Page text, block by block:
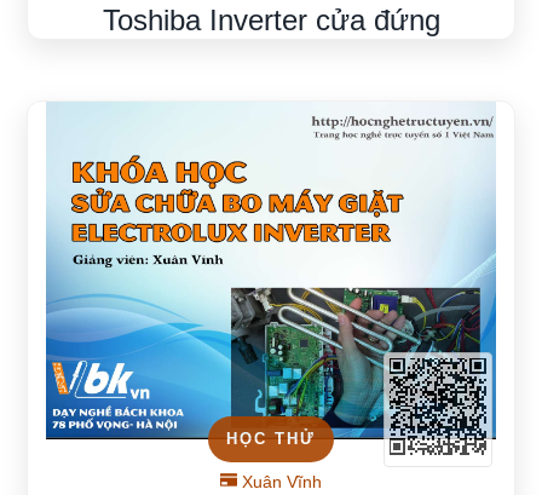
Toshiba Inverter cửa đứng
HỌC THỬ
Xuân Vĩnh